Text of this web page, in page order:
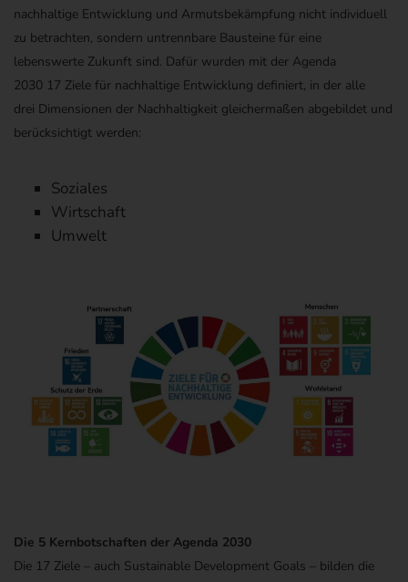
nachhaltige Entwicklung und Armutsbekämpfung nicht individuell
zu betrachten, sondern untrennbare Bausteine für eine
lebenswerte Zukunft sind. Dafür wurden mit der Agenda
2030 17 Ziele für nachhaltige Entwicklung definiert, in der alle
drei Dimensionen der Nachhaltigkeit gleichermaßen abgebildet und
berücksichtigt werden:
Soziales
Wirtschaft
Umwelt
Die 5 Kernbotschaften der Agenda 2030
Die 17 Ziele – auch Sustainable Development Goals – bilden die